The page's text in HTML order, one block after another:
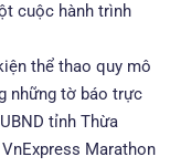
cuộc hành trình
thể thao quy mô
những tờ báo trực
tỉnh Thừa
Marathon